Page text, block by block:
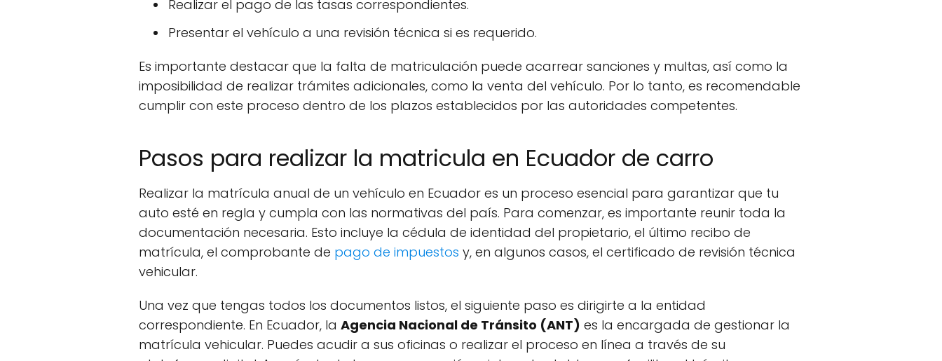
Realizar el pago de las tasas correspondientes.
Presentar el vehículo a una revisión técnica si es requerido.
Es importante destacar que la falta de matriculación puede acarrear sanciones y multas, así como la
imposibilidad de realizar trámites adicionales, como la venta del vehículo. Por lo tanto, es recomendable
cumplir con este proceso dentro de los plazos establecidos por las autoridades competentes.
Pasos para realizar la matricula en Ecuador de carro
Realizar la matrícula anual de un vehículo en Ecuador es un proceso esencial para garantizar que tu
auto esté en regla y cumpla con las normativas del país. Para comenzar, es importante reunir toda la
documentación necesaria. Esto incluye la cédula de identidad del propietario, el último recibo de
matrícula, el comprobante de pago de impuestos y, en algunos casos, el certificado de revisión técnica
vehicular.
Una vez que tengas todos los documentos listos, el siguiente paso es dirigirte a la entidad
correspondiente. En Ecuador, la Agencia Nacional de Tránsito (ANT) es la encargada de gestionar la
matrícula vehicular. Puedes acudir a sus oficinas o realizar el proceso en línea a través de su